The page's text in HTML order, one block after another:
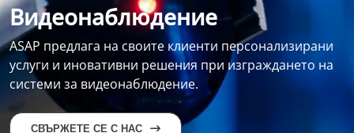
Видеонаблюдение
ASAP предлага на своите клиенти персонализирани
услуги и иновативни решения при изграждането на
системи за видеонаблюдение.
СВЪРЖЕТЕ СЕ С НАС